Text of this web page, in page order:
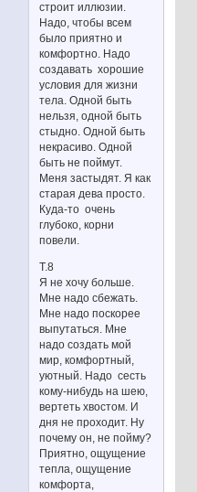
строит иллюзии.
Надо, чтобы всем
было приятно и
комфортно. Надо
создавать хорошие
условия для жизни
тела. Одной быть
нельзя, одной быть
стыдно. Одной быть
некрасиво. Одной
быть не поймут.
Меня застыдят. Я как
старая дева просто.
Куда-то очень
глубоко, корни
повели.
Т.8
Я не хочу больше.
Мне надо сбежать.
Мне надо поскорее
выпутаться. Мне
надо создать мой
мир, комфортный,
уютный. Надо сесть
кому-нибудь на шею,
вертеть хвостом. И
дня не проходит. Ну
почему он, не пойму?
Приятно, ощущение
тепла, ощущение
комфорта,